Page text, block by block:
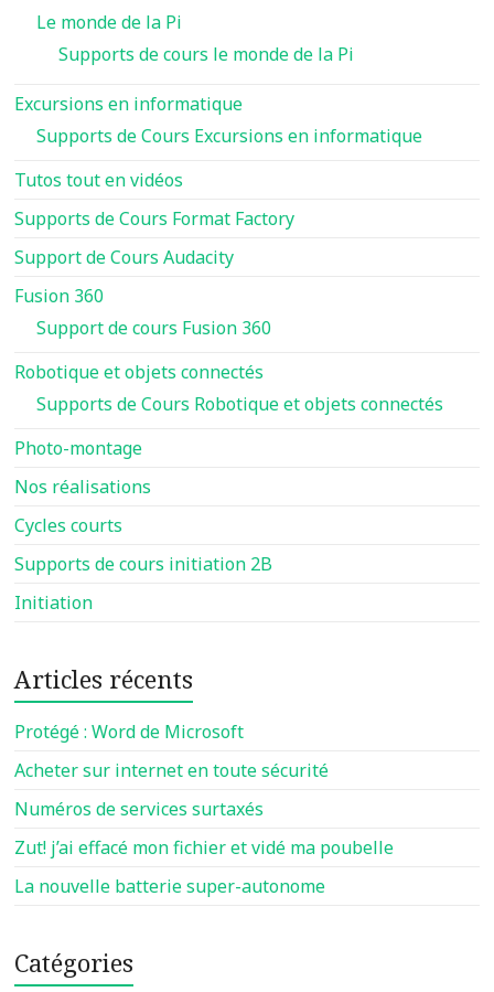
Le monde de la Pi
Supports de cours le monde de la Pi
Excursions en informatique
Supports de Cours Excursions en informatique
Tutos tout en vidéos
Supports de Cours Format Factory
Support de Cours Audacity
Fusion 360
Support de cours Fusion 360
Robotique et objets connectés
Supports de Cours Robotique et objets connectés
Photo-montage
Nos réalisations
Cycles courts
Supports de cours initiation 2B
Initiation
Articles récents
Protégé : Word de Microsoft
Acheter sur internet en toute sécurité
Numéros de services surtaxés
Zut! j’ai effacé mon fichier et vidé ma poubelle
La nouvelle batterie super-autonome
Catégories